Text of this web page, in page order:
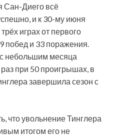
Сан-Диего всё
и к 30-му июня
играх от первого
побед и 33 поражения.
небольшим месяца
при 50 проигрышах, в
завершила сезон с
что увольнение Тинглера
итогом его не